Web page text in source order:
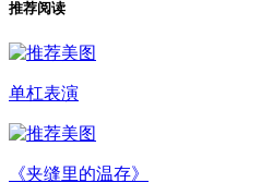
推荐阅读
单杠表演
《夹缝里的温存》